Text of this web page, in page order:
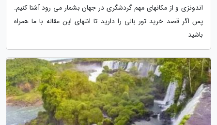
اندونزی و از مکانهای مهم گردشگری در جهان بشمار می رود آشنا کنیم.
پس اگر قصد خرید تور بالی را دارید تا انتهای این مقاله با ما همراه
باشید